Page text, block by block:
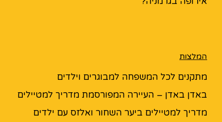
המלצות
מתקנים לכל המשפחה למבוגרים וילדים
באדן באדן – העיירה המפורסמת מדריך למטיילים
מדריך למטיילים ביער השחור ואלזס עם ילדים